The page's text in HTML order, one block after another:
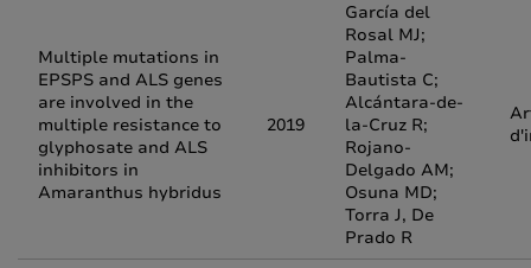
Multiple mutations in
EPSPS and ALS genes
are involved in the
multiple resistance to
glyphosate and ALS
inhibitors in
Amaranthus hybridus
2019
García del
Rosal MJ;
Palma-
Bautista C;
Alcántara-de-
la-Cruz R;
Rojano-
Delgado AM;
Osuna MD;
Torra J, De
Prado R